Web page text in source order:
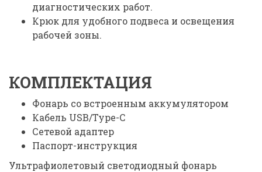
диагностических работ.
Крюк для удобного подвеса и освещения
рабочей зоны.
КОМПЛЕКТАЦИЯ
Фонарь со встроенным аккумулятором
Кабель USB/Type-C
Сетевой адаптер
Паспорт-инструкция
Ультрафиолетовый светодиодный фонарь